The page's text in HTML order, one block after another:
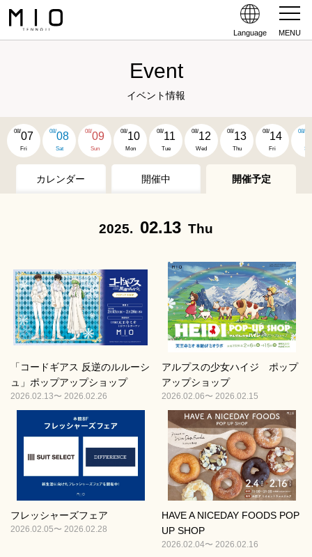
Language MENU
Event
イベント情報
08/07
Fri
08/08
Sat
08/09
Sun
08/10
Mon
08/11
Tue
08/12
Wed
08/13
Thu
08/14
Fri
08/
Sat
カレンダー 開催中 開催予定
2025. 02.13 Thu
「コードギアス 反逆のルルーシ
ュ」ポップアップショップ
2026.02.13〜 2026.02.26
アルプスの少女ハイジ ポップ
アップショップ
2026.02.06〜 2026.02.15
フレッシャーズフェア
2026.02.05〜 2026.02.28
HAVE A NICEDAY FOODS POP
UP SHOP
2026.02.04〜 2026.02.16